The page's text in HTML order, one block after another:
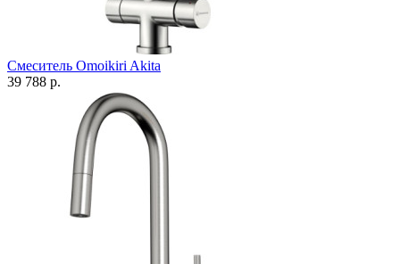
Смеситель Omoikiri Akita
39 788 р.